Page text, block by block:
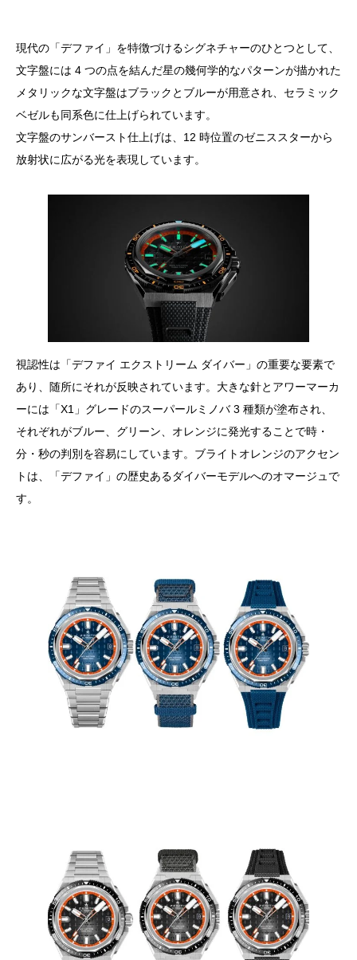
現代の「デファイ」を特徴づけるシグネチャーのひとつとして、
文字盤には 4 つの点を結んだ星の幾何学的なパターンが描かれた
メタリックな文字盤はブラックとブルーが用意され、セラミック
ベゼルも同系色に仕上げられています。
文字盤のサンバースト仕上げは、12 時位置のゼニススターから
放射状に広がる光を表現しています。
視認性は「デファイ エクストリーム ダイバー」の重要な要素で
あり、随所にそれが反映されています。大きな針とアワーマーカ
ーには「X1」グレードのスーパールミノバ 3 種類が塗布され、
それぞれがブルー、グリーン、オレンジに発光することで時・
分・秒の判別を容易にしています。ブライトオレンジのアクセン
トは、「デファイ」の歴史あるダイバーモデルへのオマージュで
す。